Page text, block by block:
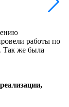
работы по
Так же была